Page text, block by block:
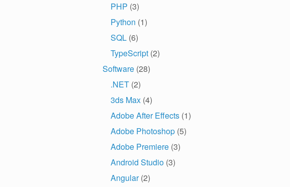
PHP (3)
Python (1)
SQL (6)
TypeScript (2)
Software (28)
.NET (2)
3ds Max (4)
Adobe After Effects (1)
Adobe Photoshop (5)
Adobe Premiere (3)
Android Studio (3)
Angular(2)